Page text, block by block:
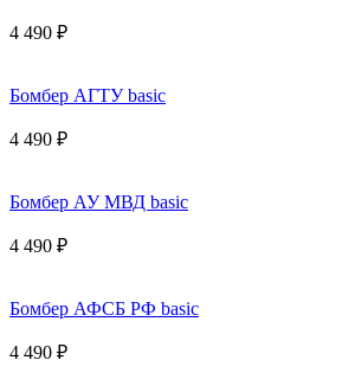
4 490 ₽
Бомбер АГТУ basic
4 490 ₽
Бомбер АУ МВД basic
4 490 ₽
Бомбер АФСБ РФ basic
4 490 ₽